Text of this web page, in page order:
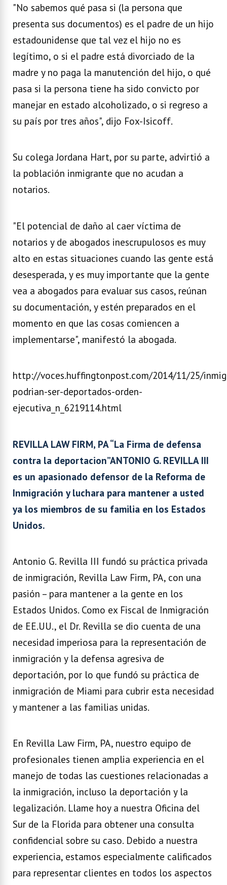
"No sabemos qué pasa si (la persona que
presenta sus documentos) es el padre de un hijo
estadounidense que tal vez el hijo no es
legítimo, o si el padre está divorciado de la
madre y no paga la manutención del hijo, o qué
pasa si la persona tiene ha sido convicto por
manejar en estado alcoholizado, o si regreso a
su país por tres años", dijo Fox-Isicoff.
Su colega Jordana Hart, por su parte, advirtió a
la población inmigrante que no acudan a
notarios.
"El potencial de daño al caer víctima de
notarios y de abogados inescrupulosos es muy
alto en estas situaciones cuando las gente está
desesperada, y es muy importante que la gente
vea a abogados para evaluar sus casos, reúnan
su documentación, y estén preparados en el
momento en que las cosas comiencen a
implementarse", manifestó la abogada.
http://voces.huffingtonpost.com/2014/11/25/
podrian-ser-deportados-orden-
ejecutiva_n_6219114.html
REVILLA LAW FIRM, PA “La Firma de defensa
contra la deportacion”ANTONIO G. REVILLA III
es un apasionado defensor de la Reforma de
Inmigración y luchara para mantener a usted
ya los miembros de su familia en los Estados
Unidos.
Antonio G. Revilla III fundó su práctica privada
de inmigración, Revilla Law Firm, PA, con una
pasión – para mantener a la gente en los
Estados Unidos. Como ex Fiscal de Inmigración
de EE.UU., el Dr. Revilla se dio cuenta de una
necesidad imperiosa para la representación de
inmigración y la defensa agresiva de
deportación, por lo que fundó su práctica de
inmigración de Miami para cubrir esta necesidad
y mantener a las familias unidas.
En Revilla Law Firm, PA, nuestro equipo de
profesionales tienen amplia experiencia en el
manejo de todas las cuestiones relacionadas a
la inmigración, incluso la deportación y la
legalización. Llame hoy a nuestra Oficina del
Sur de la Florida para obtener una consulta
confidencial sobre su caso. Debido a nuestra
experiencia, estamos especialmente calificados
para representar clientes en todos los aspectos